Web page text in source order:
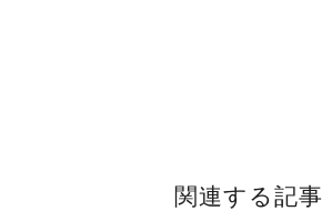
関連する記事